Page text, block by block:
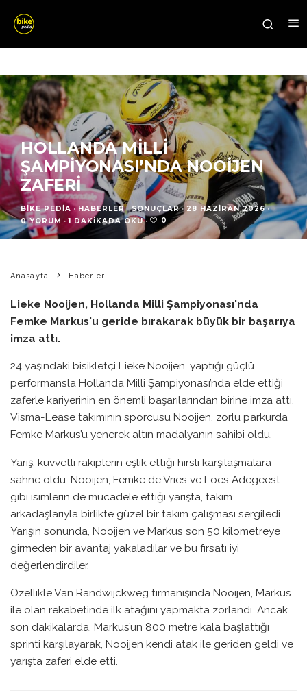
HOLLANDA MILLI
ŞAMPIYONASI’NDA NOOIJEN
ZAFERI
BIKE PEDIA · HABERLER SONUÇLAR · 28 HAZIRAN 2026 ·
0 YORUM · 1 DAKIKADA OKU · 0
Anasayfa Haberler
Lieke Nooijen, Hollanda Milli Şampiyonası'nda
Femke Markus'u geride bırakarak büyük bir başarıya
imza attı.
24 yaşındaki bisikletçi Lieke Nooijen, yaptığı güçlü
performansla Hollanda Milli Şampiyonası’nda elde ettiği
zaferle kariyerinin en önemli başarılarından birine imza attı.
Visma-Lease takımının sporcusu Nooijen, zorlu parkurda
Femke Markus’u yenerek altın madalyanın sahibi oldu.
Yarış, kuvvetli rakiplerin eşlik ettiği hırslı karşılaşmalara
sahne oldu. Nooijen, Femke de Vries ve Loes Adegeest
gibi isimlerin de mücadele ettiği yarışta, takım
arkadaşlarıyla birlikte güzel bir takım çalışması sergiledi.
Yarışın sonunda, Nooijen ve Markus son 50 kilometreye
girmeden bir avantaj yakaladılar ve bu fırsatı iyi
değerlendirdiler.
Özellikle Van Randwijckweg tırmanışında Nooijen, Markus
ile olan rekabetinde ilk atağını yapmakta zorlandı. Ancak
son dakikalarda, Markus’un 800 metre kala başlattığı
sprinti karşılayarak, Nooijen kendi atak ile geriden geldi ve
yarışta zaferi elde etti.